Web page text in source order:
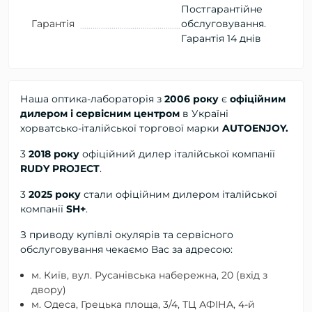
Гарантія
Постгарантійне
обслуговування.
Гарантія 14 днів
Наша оптика-лабораторія з 2006 року є офіційним
дилером і сервісним центром в Україні
хорватсько-італійської торгової марки AUTOENJOY.
3 2018 року офіційний дилер італійської компанії
RUDY PROJECT.
3 2025 року стали офіційним дилером італійської
компанії SH+.
З приводу купівлі окулярів та сервісного
обслуговування чекаємо Вас за адресою:
м. Київ, вул. Русанівська набережна, 20 (вхід з
двору)
м. Одеса, Грецька площа, 3/4, ТЦ АФІНА, 4-й